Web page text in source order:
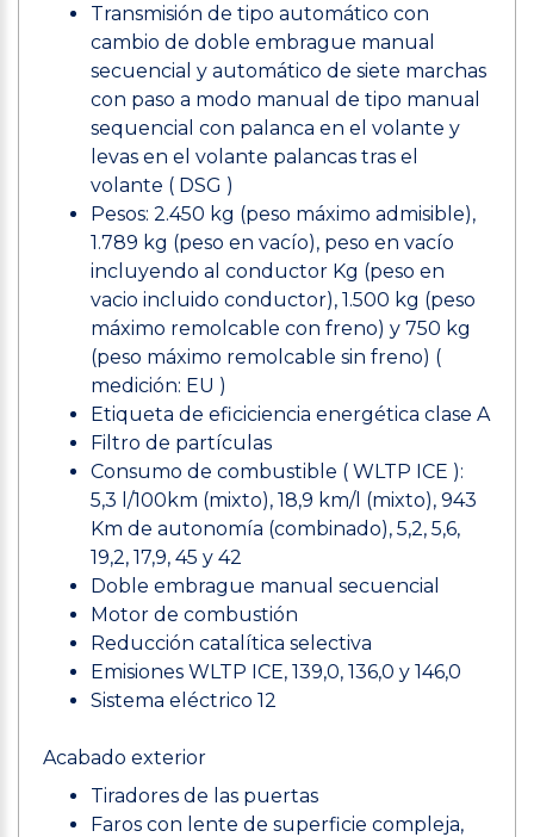
Transmisión de tipo automático con
cambio de doble embrague manual
secuencial y automático de siete marchas
con paso a modo manual de tipo manual
sequencial con palanca en el volante y
levas en el volante palancas tras el
volante ( DSG )
Pesos: 2.450 kg (peso máximo admisible),
1.789 kg (peso en vacío), peso en vacío
incluyendo al conductor Kg (peso en
vacio incluido conductor), 1.500 kg (peso
máximo remolcable con freno) y 750 kg
(peso máximo remolcable sin freno) (
medición: EU )
Etiqueta de eficiciencia energética clase A
Filtro de partículas
Consumo de combustible ( WLTP ICE ):
5,3 l/100km (mixto), 18,9 km/l (mixto), 943
Km de autonomía (combinado), 5,2, 5,6,
19,2, 17,9, 45 y 42
Doble embrague manual secuencial
Motor de combustión
Reducción catalítica selectiva
Emisiones WLTP ICE, 139,0, 136,0 y 146,0
Sistema eléctrico 12
Acabado exterior
Tiradores de las puertas
Faros con lente de superficie compleja,